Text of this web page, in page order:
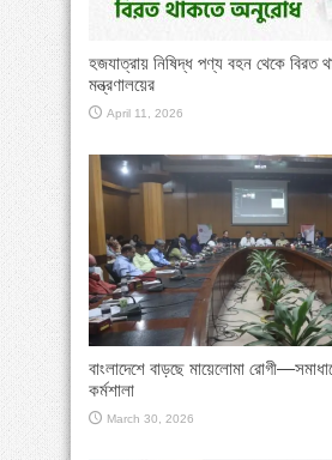
হজযাত্রায় নিষিদ্ধ পণ্য বহন থেকে বিরত
মন্ত্রণালয়ের
April 11, 2026
বাংলাদেশে বাড়ছে মায়েলোমা
কর্মশালা
March 30, 2026